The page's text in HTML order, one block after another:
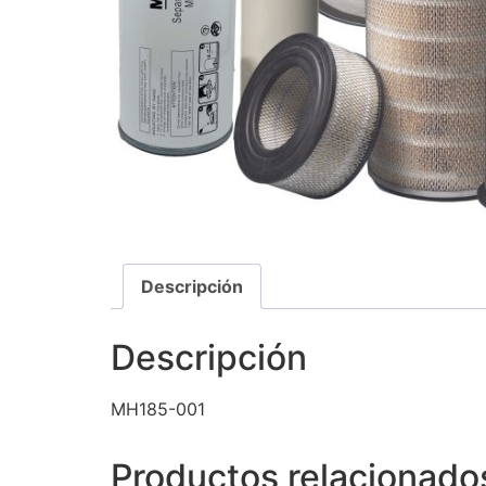
Descripción
Descripción
MH185-001
Productos